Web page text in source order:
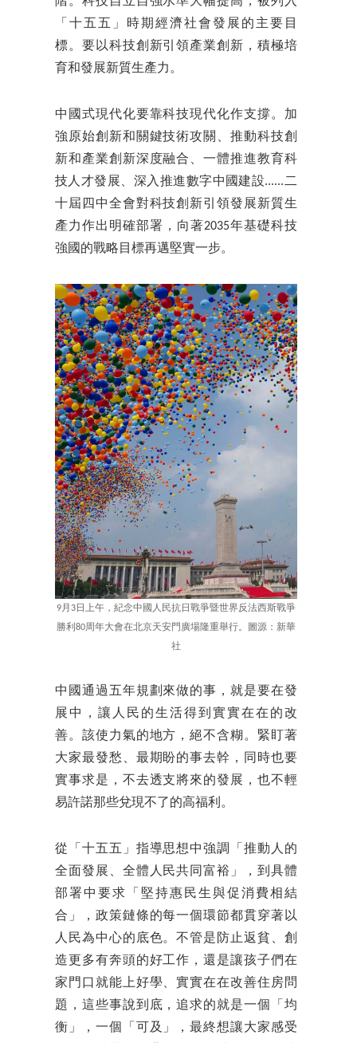
「十五五」時期經濟社會發展的主要目
標。要以科技創新引領產業創新，積極培
育和發展新質生產力。
中國式現代化要靠科技現代化作支撐。加
強原始創新和關鍵技術攻關、推動科技創
新和產業創新深度融合、一體推進教育科
技人才發展、深入推進數字中國建設......二
十屆四中全會對科技創新引領發展新質生
產力作出明確部署，向著2035年基礎科技
強國的戰略目標再邁堅實一步。
9月3日上午，紀念中國人民抗日戰爭暨世界反法西斯戰爭
勝利80周年大會在北京天安門廣場隆重舉行。圖源：新華
社
中國通過五年規劃來做的事，就是要在發
展中，讓人民的生活得到實實在在的改
善。該使力氣的地方，絕不含糊。緊盯著
大家最發愁、最期盼的事去幹，同時也要
實事求是，不去透支將來的發展，也不輕
易許諾那些兌現不了的高福利。
從「十五五」指導思想中強調「推動人的
全面發展、全體人民共同富裕」，到具體
部署中要求「堅持惠民生與促消費相結
合」，政策鏈條的每一個環節都貫穿著以
人民為中心的底色。不管是防止返貧、創
造更多有奔頭的好工作，還是讓孩子們在
家門口就能上好學、實實在在改善住房問
題，這些事說到底，追求的就是一個「均
衡」，一個「可及」，最終想讓大家感受